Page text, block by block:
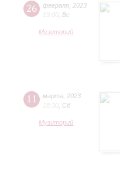
26 февраля 2023
19:00 Вс
Музиторий
11 марта
2023
18:30 Сб
Музиторий